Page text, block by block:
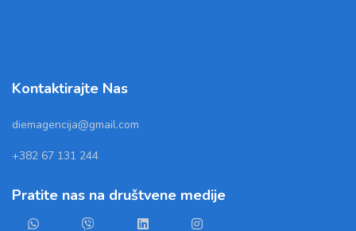
Kontaktirajte Nas
diemagencija@gmail.com
+382 67 131 244
Pratite nas na društvene medije